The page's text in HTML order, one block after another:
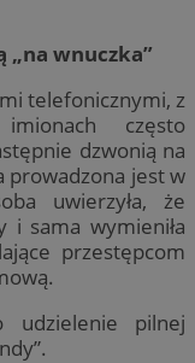
wnuczka”
telefonicznymi, z
często
dzwonią na
jest w
uwierzyła, że
i sama wymieniła
przestępcom
udzielenie pilnej